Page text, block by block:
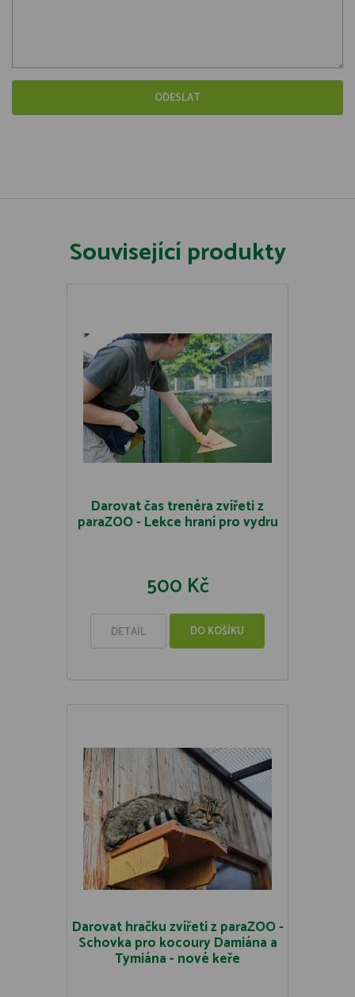
Související produkty
Darovat čas trenéra zvířeti z
paraZOO - Lekce hraní pro vydru
500 Kč
DETAIL DO KOŠÍKU
Darovat hračku zvířeti z paraZOO -
Schovka pro kocoury Damiána a
Tymiána - nové keře